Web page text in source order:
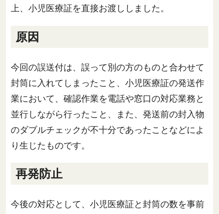
上、小児医療証を直接お渡ししました。
原因
今回の誤送付は、誤って別の方のものと合わせて
封筒に入れてしまったこと、小児医療証の発送作
業において、確認作業を電話や窓口の対応業務と
並行しながら行ったこと、また、発送前の封入物
のダブルチェックが不十分であったことなどによ
り生じたものです。
再発防止
今後の対応として、小児医療証と封筒の数を事前